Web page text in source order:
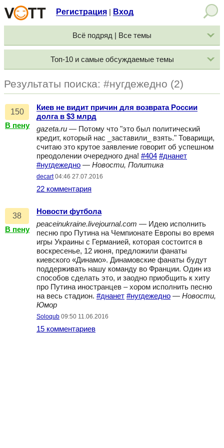
Регистрация Вход
Всё подряд | Все темы
Топ-10 и самые обсуждаемые темы
Результаты поиска: #нугдежедно (2)
150
В пену
Киев не видит причин для возврата России
долга в $3 млрд
gazeta.ru — Потому что "это был политический
кредит, который нас _заставили_ взять." Товарищи,
считаю это крутое заявление говорит об успешном
преодолении очередного дна! #404 #днанет
#нугдежедно — Новости, Политика
decart 04:46 27.07.2016
22 комментария
38
В пену
Новости футбола
peaceinukraine.livejournal.com — Идею исполнить
песню про Путина на Чемпионате Европы во время
игры Украины с Германией, которая состоится в
воскресенье, 12 июня, предложили фанаты
киевского «Динамо». Динамовские фанаты будут
поддерживать нашу команду во Франции. Один из
способов сделать это, и заодно приобщить к хиту
про Путина иностранцев ‒ хором исполнить песню
на весь стадион. #днанет #нугдежедно — Новости,
Юмор
Soloqub 09:50 11.06.2016
15 комментариев